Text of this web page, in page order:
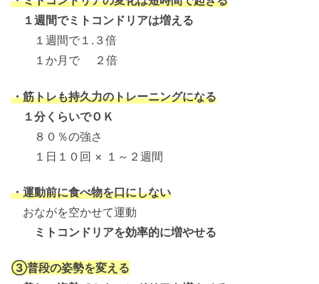
１週間でミトコンドリアは増える
１週間で１.３倍
１か月で ２倍
・筋トレも持久力のトレーニングになる
１分くらいでＯＫ
８０％の強さ
１日１０回 × １～２週間
・運動前に食べ物を口にしない
おながを空かせて運動
ミトコンドリアを効率的に増やせる
③普段の姿勢を変える